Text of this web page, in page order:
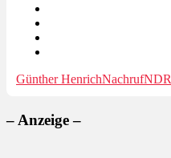
Günther HenrichNachrufNDR
– Anzeige –